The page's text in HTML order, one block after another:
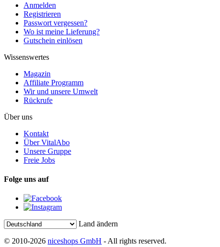
Anmelden
Registrieren
Passwort vergessen?
Wo ist meine Lieferung?
Gutschein einlösen
Wissenswertes
Magazin
Affiliate Programm
Wir und unsere Umwelt
Rückrufe
Über uns
Kontakt
Über VitalAbo
Unsere Gruppe
Freie Jobs
Folge uns auf
Land ändern
© 2010-2026 niceshops GmbH - All rights reserved.